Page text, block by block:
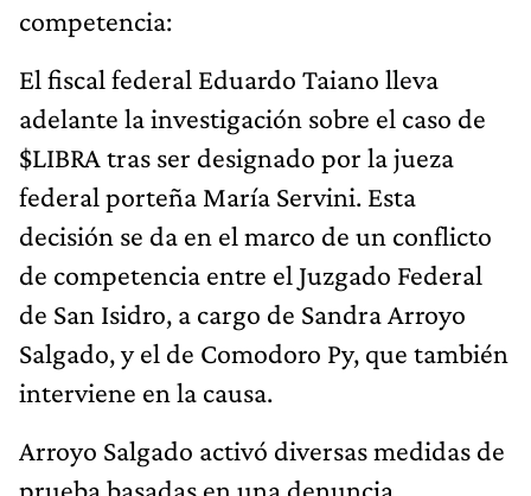
competencia:
El fiscal federal Eduardo Taiano lleva
adelante la investigación sobre el caso de
$LIBRA tras ser designado por la jueza
federal porteña María Servini. Esta
decisión se da en el marco de un conflicto
de competencia entre el Juzgado Federal
de San Isidro, a cargo de Sandra Arroyo
Salgado, y el de Comodoro Py, que también
interviene en la causa.
Arroyo Salgado activó diversas medidas de